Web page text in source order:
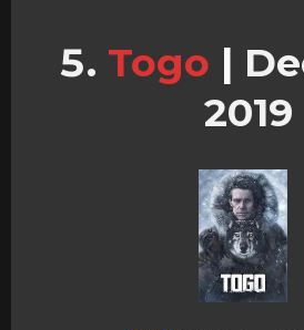
Togo |
2019